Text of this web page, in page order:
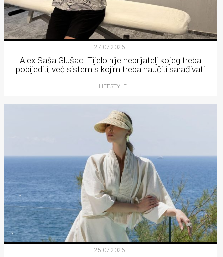
27.07.2026.
Alex Saša Glušac: Tijelo nije neprijatelj kojeg treba
pobijediti, već sistem s kojim treba naučiti sarađivati
LIFESTYLE
25.07.2026.